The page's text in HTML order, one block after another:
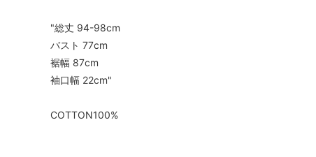
"総丈 94-98cm
バスト 77cm
裾幅 87cm
袖口幅 22cm"
COTTON100%